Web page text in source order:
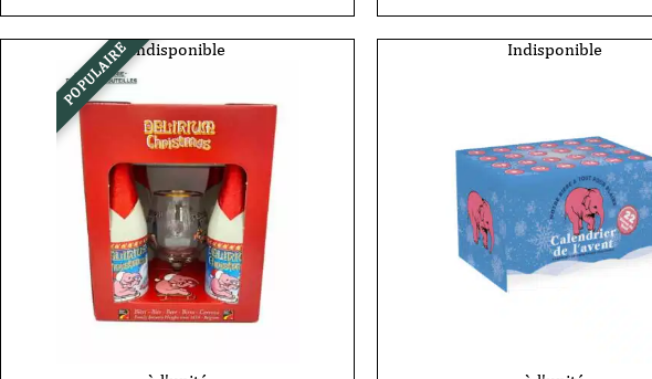
mango
POPULAIRE Indisponible Indisponible